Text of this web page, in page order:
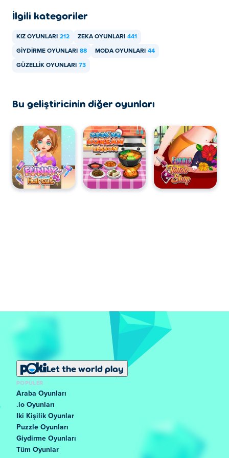
gibi mobil cihazlarınızda oynayabilirsiniz.
İlgili kategoriler
KIZ OYUNLARI 212 ZEKA OYUNLARI 441
GIYDIRME OYUNLARI 88 MODA OYUNLARI 44
GÜZELLIK OYUNLARI 73
Bu geliştiricinin diğer oyunları
Let the world play
POPÜLER
Araba Oyunları
.io Oyunları
Iki Kişilik Oyunlar
Puzzle Oyunları
Giydirme Oyunları
Tüm Oyunlar